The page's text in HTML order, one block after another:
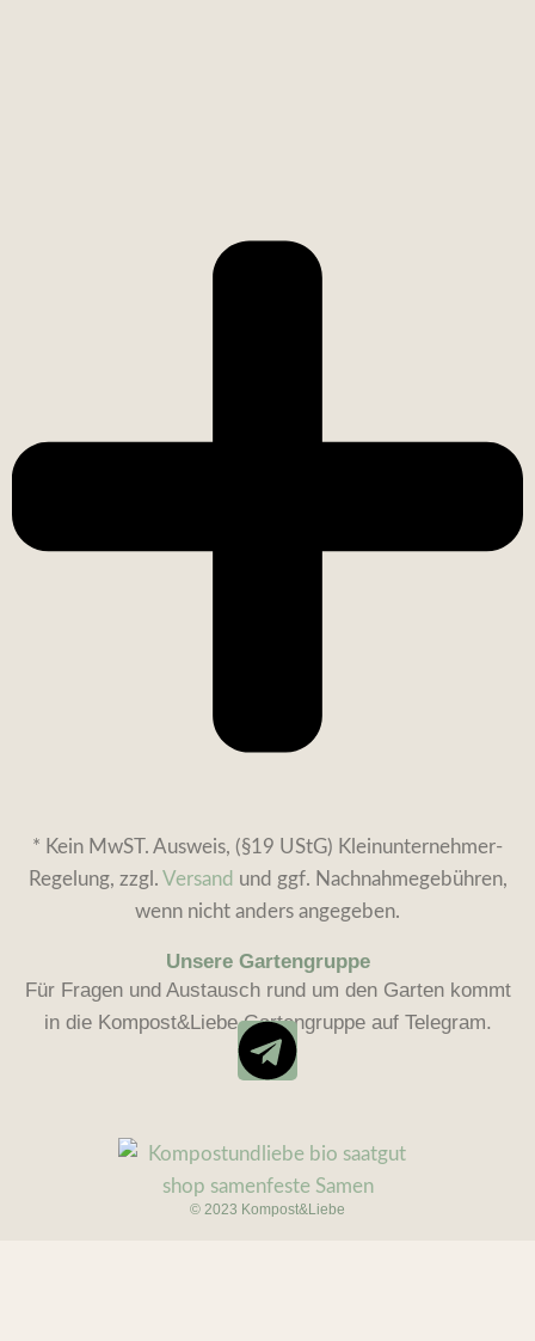
* Kein MwST. Ausweis, (§19 UStG) Kleinunternehmer-
Regelung, zzgl. Versand und ggf. Nachnahmegebühren,
wenn nicht anders angegeben.
Unsere Gartengruppe
Für Fragen und Austausch rund um den Garten kommt
in die Kompost&Liebe Gartengruppe auf Telegram.
© 2023 Kompost&Liebe